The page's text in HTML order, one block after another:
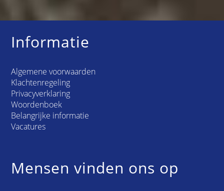
Informatie
Algemene voorwaarden
Klachtenregeling
Privacyverklaring
Woordenboek
Belangrijke informatie
Vacatures
Mensen vinden ons op